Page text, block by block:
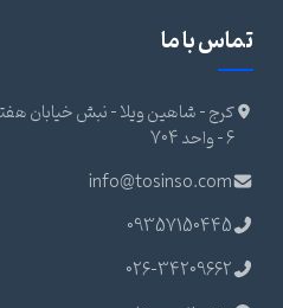
تماس با ما
کرج - شاهین ویلا - نبش خیابان
6 - واحد 704
info@tosinso.com
09357150445
026-34209662